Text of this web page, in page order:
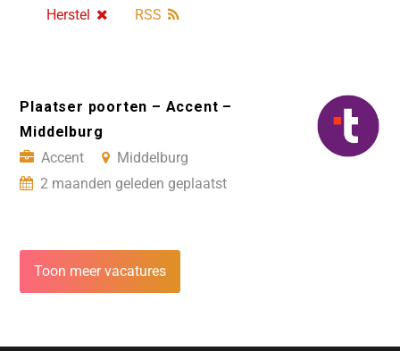
Herstel
RSS
Plaatser poorten – Accent –
Middelburg
Accent
Middelburg
2 maanden geleden geplaatst
Toon meer vacatures